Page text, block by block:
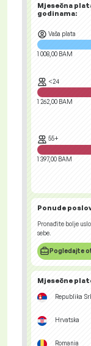
Mjesečna
godinama:
Vaša plata
1 008,00 BAM
<24
1 262,00 BAM
55+
1 397,00 BAM
Ponude
Pronađite bolje
sebe.
Pogledajte
Mjesečne
Republika
Hrvatska
Romania